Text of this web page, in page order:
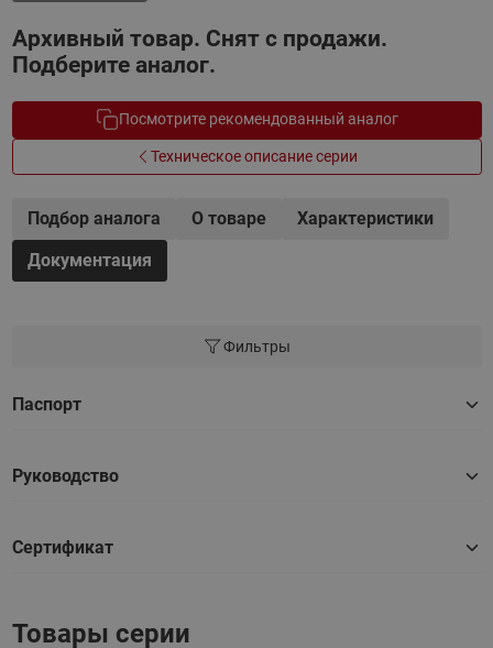
Архивный товар. Снят с продажи.
Подберите аналог.
Посмотрите рекомендованный аналог
Техническое описание серии
Подбор аналога О товаре
Характеристики
Документация
Фильтры
Паспорт
Руководство
Сертификат
Товары серии